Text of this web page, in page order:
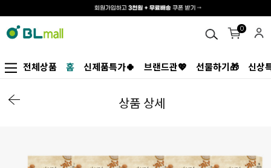
0
전체상품 홈 신제품특가🍀 브랜드관💖 선물하기🎁 신상
상품 상세